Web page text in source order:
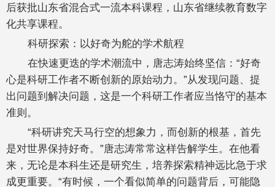
后获批山东省混合式一流本科课程，山东省继续教育数字
化共享课程。
科研探索：以好奇为舵的学术航程
在快速更迭的学术潮流中，唐志涛始终坚信：“好奇
心是科研工作者不断创新的原始动力。”从发现问题、提
出问题到解决问题，这是一个科研工作者应当恪守的基本
准则。
“科研讲究天马行空的想象力，而创新的根基，首先
是对世界保持好奇。”唐志涛常常这样告解学生。在他看
来，无论是本科生还是研究生，培养探索精神远比急于求
成更重要。“有时候，一个看似简单的问题背后，可能隐